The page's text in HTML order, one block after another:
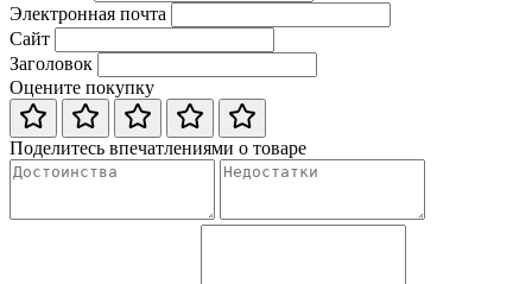
Электронная почта
Сайт
Заголовок
Оцените покупку
Поделитесь впечатлениями о товаре